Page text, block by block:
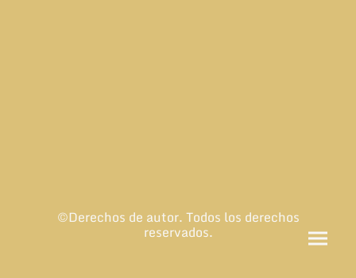
©Derechos de autor. Todos los derechos
reservados.